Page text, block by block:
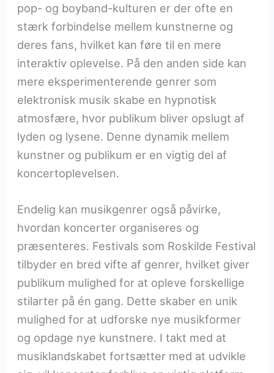
pop- og boyband-kulturen er der ofte en
stærk forbindelse mellem kunstnerne og
deres fans, hvilket kan føre til en mere
interaktiv oplevelse. På den anden side kan
mere eksperimenterende genrer som
elektronisk musik skabe en hypnotisk
atmosfære, hvor publikum bliver opslugt af
lyden og lysene. Denne dynamik mellem
kunstner og publikum er en vigtig del af
koncertoplevelsen.
Endelig kan musikgenrer også påvirke,
hvordan koncerter organiseres og
præsenteres. Festivals som Roskilde Festival
tilbyder en bred vifte af genrer, hvilket giver
publikum mulighed for at opleve forskellige
stilarter på én gang. Dette skaber en unik
mulighed for at udforske nye musikformer
og opdage nye kunstnere. I takt med at
musiklandskabet fortsætter med at udvikle